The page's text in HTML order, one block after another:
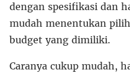
dengan spesifikasi dan
mudah menentukan
budget yang dimiliki.
Caranya cukup mudah,